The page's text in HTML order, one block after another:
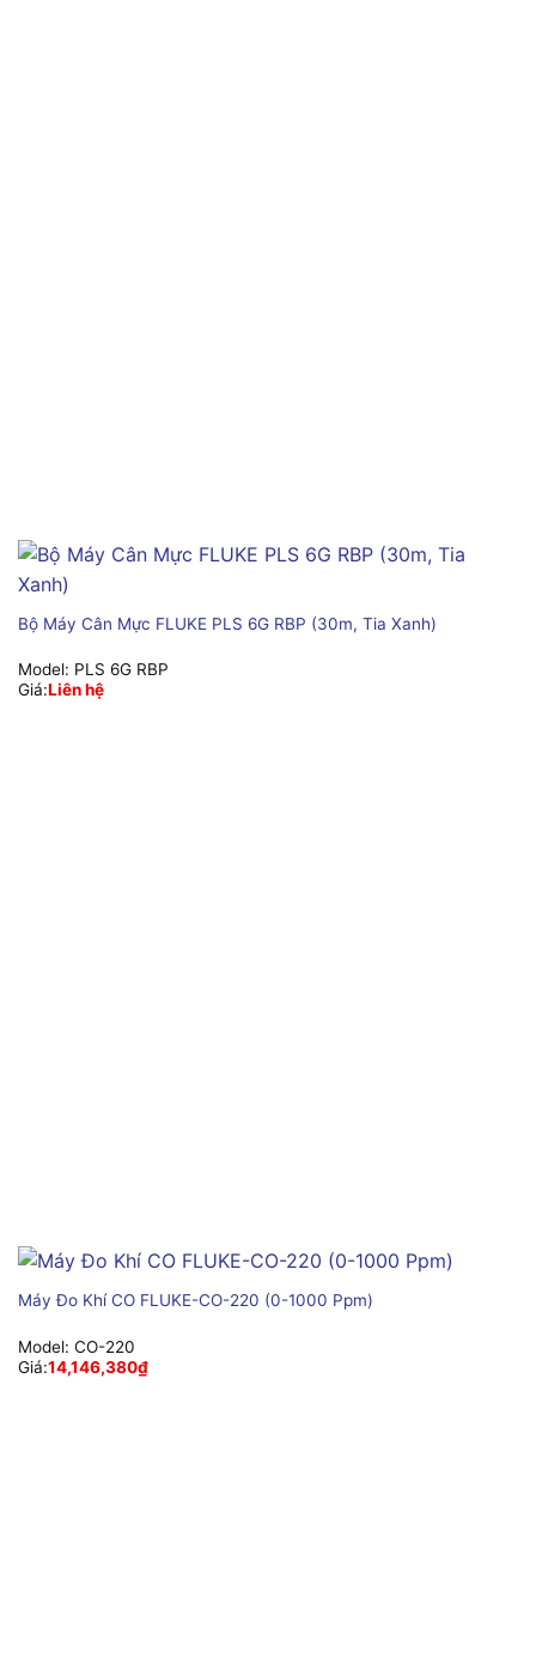
Bộ Máy Cân Mực FLUKE PLS 6G RBP (30m, Tia Xanh)
Model: PLS 6G RBP
Giá:Liên hệ
Máy Đo Khí CO FLUKE-CO-220 (0-1000 Ppm)
Model: CO-220
Giá:14,146,380₫